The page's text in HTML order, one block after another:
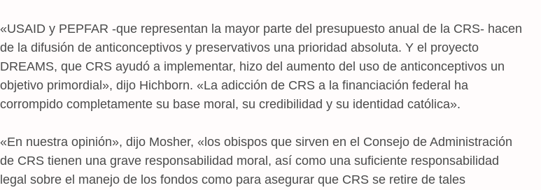
«USAID y PEPFAR -que representan la mayor parte del presupuesto anual de la CRS- hacen
de la difusión de anticonceptivos y preservativos una prioridad absoluta. Y el proyecto
DREAMS, que CRS ayudó a implementar, hizo del aumento del uso de anticonceptivos un
objetivo primordial», dijo Hichborn. «La adicción de CRS a la financiación federal ha
corrompido completamente su base moral, su credibilidad y su identidad católica».
«En nuestra opinión», dijo Mosher, «los obispos que sirven en el Consejo de Administración
de CRS tienen una grave responsabilidad moral, así como una suficiente responsabilidad
legal sobre el manejo de los fondos como para asegurar que CRS se retire de tales